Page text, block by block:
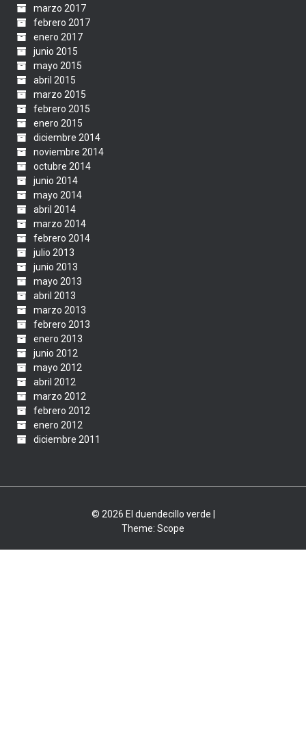
marzo 2017
febrero 2017
enero 2017
junio 2015
mayo 2015
abril 2015
marzo 2015
febrero 2015
enero 2015
diciembre 2014
noviembre 2014
octubre 2014
junio 2014
mayo 2014
abril 2014
marzo 2014
febrero 2014
julio 2013
junio 2013
mayo 2013
abril 2013
marzo 2013
febrero 2013
enero 2013
junio 2012
mayo 2012
abril 2012
marzo 2012
febrero 2012
enero 2012
diciembre 2011
© 2026 El duendecillo verde |
Theme: Scope